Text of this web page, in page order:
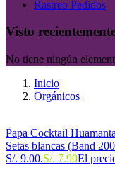
Rastreo Pedidos
Visto
No tiene ningún
Inicio
Orgánicos
Papa Cocktail
Setas blancas (Band
S/. 9.00.S/. 7.90El